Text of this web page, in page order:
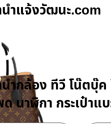
นําแจ้งวัฒนะ.com
ำนำ
นำกล้อง ทีวี โน๊ตบุ๊
นาฬิกา กระเป๋าแ